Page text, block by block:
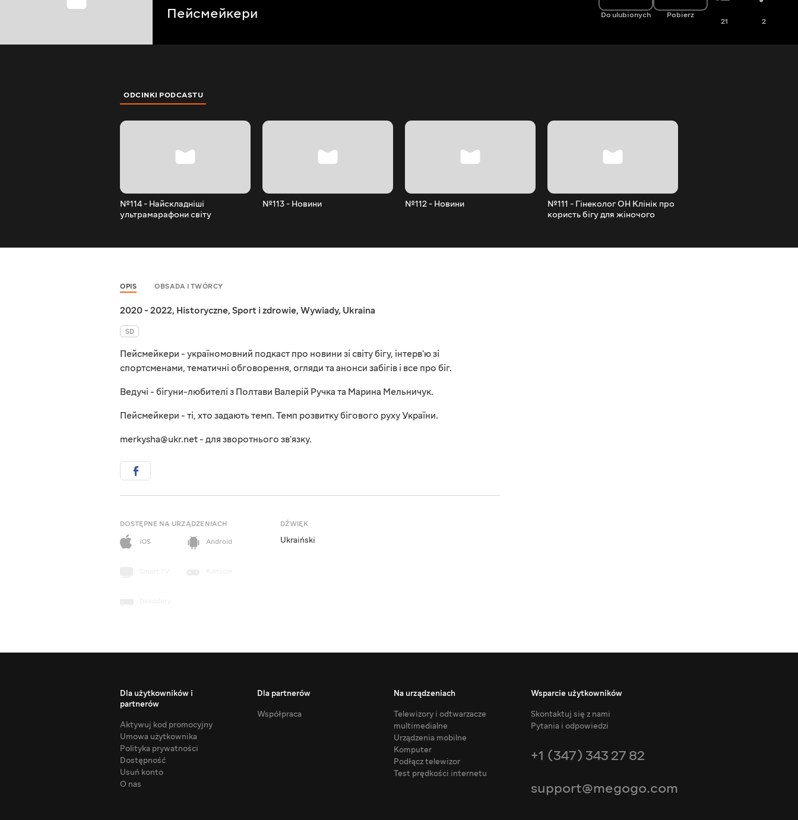
Пейсмейкери Do ulubionych Pobierz
21 2
ODCINKI PODCASTU
№114 - Найскладніші
ультрамарафони світу
№113 - Новини №112 - Новини
№111 - Гінеколог ОН Клінік про
користь бігу для жіночого
OPIS OBSADA I TWÓRCY
2020 - 2022, Historyczne, Sport i zdrowie, Wywiady, Ukraina
SD
Пейсмейкери - україномовний подкаст про новини зі світу бігу, інтерв'ю зі
спортсменами, тематичні обговорення, огляди та анонси забігів і все про біг.
Ведучі - бігуни-любителі з Полтави Валерій Ручка та Марина Мельничук.
Пейсмейкери - ті, хто задають темп. Темп розвитку бігового руху України.
merkysha@ukr.net - для зворотнього зв'язку.
DOSTĘPNE NA URZĄDZENIACH
iOS
Android
DŹWIĘK
Ukraiński
Dla użytkowników i
partnerów
Aktywuj kod promocyjny
Umowa użytkownika
Polityka prywatności
Dostępność
Usuń konto
O nas
Dla partnerów
Współpraca
Na urządzeniach
Telewizory i odtwarzacze
multimedialne
Urządzenia mobilne
Komputer
Podłącz telewizor
Test prędkości internetu
Wsparcie użytkowników
Skontaktuj się z nami
Pytania i odpowiedzi
+1 (347) 343 27 82
support@megogo.com